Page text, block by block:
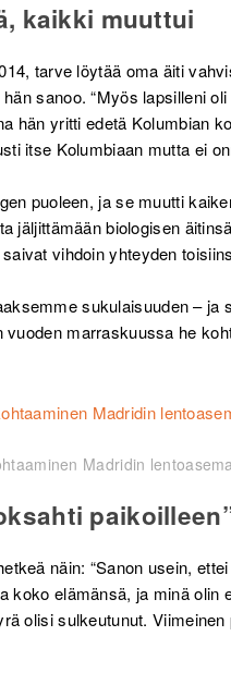
kaikki muuttui
tarve löytää oma äiti
sanoo. “Myös lapsilleni
hän yritti edetä Kolumbian
itse Kolumbiaan mutta ei
puoleen, ja se muutti
jäljittämään biologisen
vihdoin yhteyden
sukulaisuuden – ja
vuoden marraskuussa he
Madridin
näin: “Sanon usein,
koko elämänsä, ja minä olin
olisi sulkeutunut.